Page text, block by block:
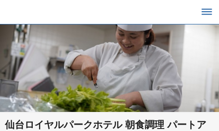
仙台ロイヤルパークホテル 朝食調理 パートア